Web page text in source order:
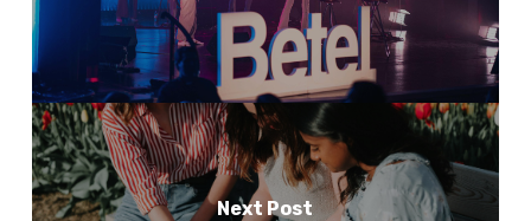
Next Post